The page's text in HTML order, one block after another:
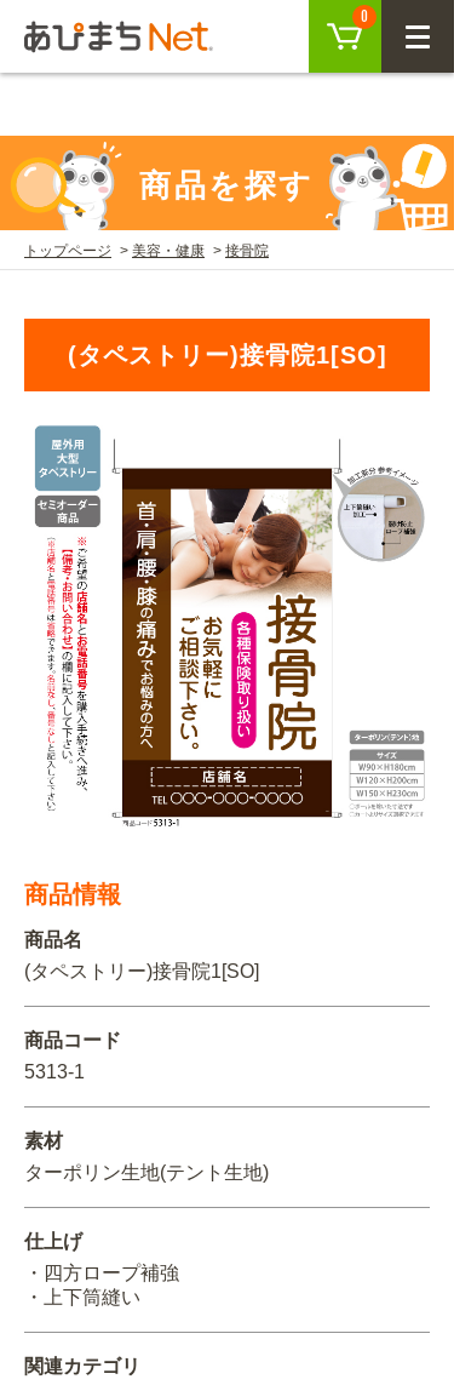
参考記事>>DIYで屋外タペストリーを設置する方法"
0
CLOSE
ログイン
会員登録
商品を探す
KEYWORD
注目キーワード
チュクミ 韓国グルメ 駐車場
CATEGORY
飲食 住まい・暮らし
美容・健康 地域・観光
イベント・季節 不動産・建築
OTHER ITEMS
ORIGINAL ORDER
USER GUIDE
ご利用ガイド トップ
取り扱い商品一覧
既製デザイン商品注文方法
オリジナルオーダー注文方法
料金一覧
お支払方法
初めての方へ
BEGINNER'S GUIDE
初めての方へ トップ
商品について
お客様の声
オリジナルオーダー制作事例
商品を探す
トップページ 美容・健康 接骨院
(タペストリー)接骨院1[SO]
商品情報
商品名
(タペストリー)接骨院1[SO]
商品コード
5313-1
素材
ターポリン生地(テント生地)
仕上げ
・四方ロープ補強
・上下筒縫い
関連カテゴリ